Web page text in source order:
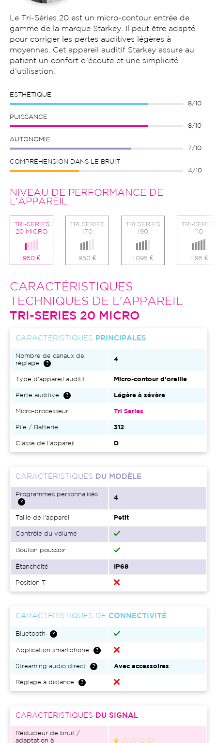
Le Tri-Séries 20 est un micro-contour entrée de
gamme de la marque Starkey. Il peut être adapté
pour corriger les pertes auditives légères à
moyennes. Cet appareil auditif Starkey assure au
patient un confort d’écoute et une simplicité
d’utilisation.
ESTHÉTIQUE
8/10
PUISSANCE
8/10
AUTONOMIE
7/10
COMPRÉHENSION DANS LE BRUIT
4/10
NIVEAU DE PERFORMANCE DE
L'APPAREIL
TRI-SERIES
20 MICRO
950 €
TRI SERIES
I70
950 €
TRI SERIES
I90
1 095 €
TRI-SERIES
110
1 195 €
CARACTÉRISTIQUES
TECHNIQUES DE L'APPAREIL
TRI-SERIES 20 MICRO
CARACTÉRISTIQUES PRINCIPALES
Nombre de canaux de
réglage
4
Type d'appareil auditif Micro-contour d'oreille
Perte auditive Légère à sévère
Micro-processeur Tri Series
Pile / Batterie 312
Classe de l'appareil D
CARACTÉRISTIQUES DU MODÈLE
Programmes personnalisés
4
Taille de l'appareil Petit
Contrôle du volume
Bouton poussoir
Étanchéité IP68
Position T
CARACTÉRISTIQUES DE CONNECTIVITÉ
Bluetooth
Application smartphone
Streaming audio direct Avec accessoires
Réglage à distance
CARACTÉRISTIQUES DU SIGNAL
Réducteur de bruit /
adaptation à